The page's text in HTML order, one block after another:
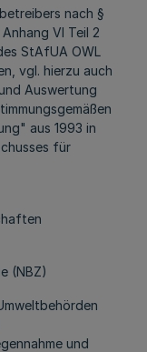
nach §
VI Teil 2
StAfUA OWL
vgl. hierzu auch
Auswertung
aus 1993 in
für
(NBZ)
und